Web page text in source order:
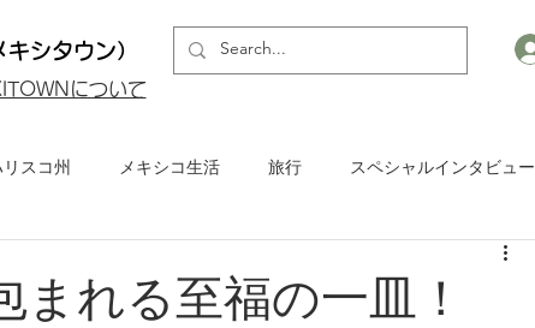
シタウン）
について
スコ州 メキシコ生活 旅行 スペシャルインタビュー
れる至福の一皿！